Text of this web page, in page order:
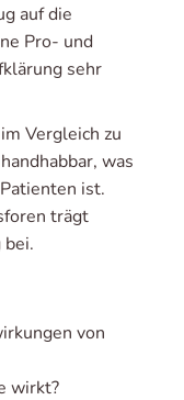
auf die
Pro- und
sehr
Vergleich zu
was
ist.
trägt
bei.
von
wirkt?